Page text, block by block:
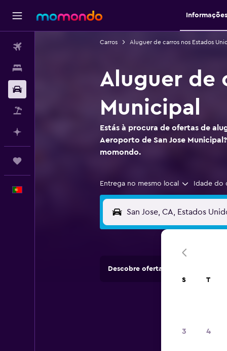
Informações
Carros Aluguer de carros nos Estados
Aluguer de
Municipal
Estás à procura de ofertas de
Aeroporto de San Jose
momondo.
Entrega no mesmo local Idade do
Descobre ofertas de rent-a-cars
S T
3 4